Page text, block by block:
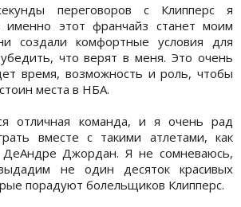
переговоров с Клипперс я
именно этот франчайз станет моим
создали комфортные условия для
что верят в меня. Это очень
время, возможность и роль, чтобы
места в НБА.
отличная команда, и я очень рад
вместе с такими атлетами, как
Джордан. Я не сомневаюсь,
не один десяток красивых
порадуют болельщиков Клипперс.